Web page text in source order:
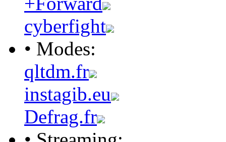
cyberfight
• Modes:
qltdm.fr
instagib.eu
Defrag.fr